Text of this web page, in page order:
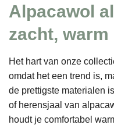
Alpacawol
zacht,
Het hart van onze
omdat het een trend is,
de prettigste materialen
of herensjaal van
houdt je comfortabel